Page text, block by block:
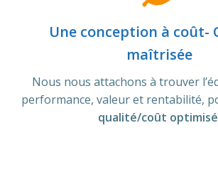
Une conception à coût-
maîtrisée
Nous nous attachons à trouver
performance, valeur et rentabilité,
qualité/coût